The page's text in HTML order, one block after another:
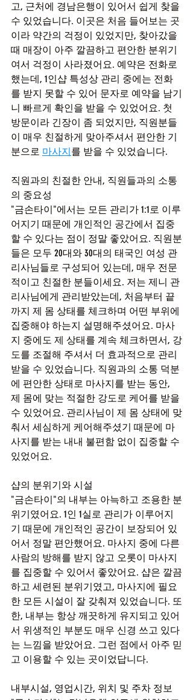
고, 근처에 경남은행이 있어서 쉽게 찾을
수 있었습니다. 이곳은 처음 들어보는 곳
이라 약간의 걱정이 있었지만, 찾아갔을
때 매장이 아주 깔끔하고 편안한 분위기
여서 걱정이 사라졌어요. 예약은 전화로
했는데, 1인샵 특성상 관리 중에는 전화
를 받지 못할 수 있어 문자로 예약을 남기
니 빠르게 확인을 받을 수 있었어요. 첫
방문이라 긴장이 좀 되었지만, 직원분들
이 매우 친절하게 맞아주셔서 편안한 기
분으로 마사지를 받을 수 있었습니다.
직원과의 친절한 안내, 직원들과의 소통
의 중요성
"금손타이"에서는 모든 관리가 1:1로 이루
어지기 때문에 개인적인 공간에서 집중
할 수 있다는 점이 정말 좋았어요. 직원분
들은 모두 20대와 30대의 태국인 여성 관
리사님들로 구성되어 있는데, 매우 전문
적이고 친절한 분들이세요. 저는 제니 관
리사님에게 관리받았는데, 처음부터 끝
까지 제 몸 상태를 체크하며 어떤 부위에
집중해야 하는지 설명해주셨어요. 마사
지 중에도 제 상태를 계속 체크하면서, 강
도를 조절해 주셔서 더 효과적으로 관리
받을 수 있었습니다. 직원과의 소통 덕분
에 편안한 상태로 마사지를 받는 동안,
제 몸에 맞는 적절한 강도로 케어를 받을
수 있었어요. 관리사님이 제 몸 상태에 맞
춰서 세심하게 케어해주셨기 때문에 마
사지를 받는 내내 불편함 없이 집중할 수
있었어요.
샵의 분위기와 시설
"금손타이"의 내부는 아늑하고 조용한 분
위기였어요. 1인 1실로 관리가 이루어지
기 때문에 개인적인 공간이 보장되어 있
어서 정말 편안했어요. 마사지 중에 다른
사람의 방해를 받지 않고 오롯이 마사지
를 집중할 수 있어서 좋았어요. 샵은 깔끔
하고 세련된 분위기였고, 마사지에 필요
한 모든 시설이 잘 갖춰져 있었습니다. 또
한, 내부는 항상 깨끗하게 유지되고 있어
서 위생적인 부분도 매우 신경 쓰고 있다
는 느낌을 받았어요. 그런 점에서 아주 믿
고 이용할 수 있는 곳이었답니다.
내부시설, 영업시간, 위치 및 주차 정보